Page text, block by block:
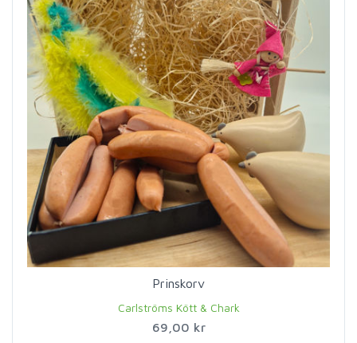
Prinskorv
Carlströms Kött & Chark
69,00 kr